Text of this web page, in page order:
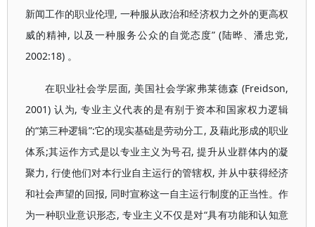
新闻工作的职业伦理, 一种服从政治和经济权力之外的更高权
威的精神, 以及一种服务公众的自觉态度” (陆晔、潘忠党,
2002:18) 。
在职业社会学层面, 美国社会学家弗莱德森 (Freidson,
2001) 认为, 专业主义代表的是有别于资本和国家权力逻辑
的“第三种逻辑”:它的现实基础是劳动分工, 及藉此形成的职业
体系;其运作方式是以专业主义为号召, 提升从业群体内的凝
聚力, 行使他们对本行业自主运行的管辖权, 并从中获得经济
和社会声望的回报, 同时宣称这一自主运行制度的正当性。作
为一种职业意识形态, 专业主义不仅是对“具有功能和认知意